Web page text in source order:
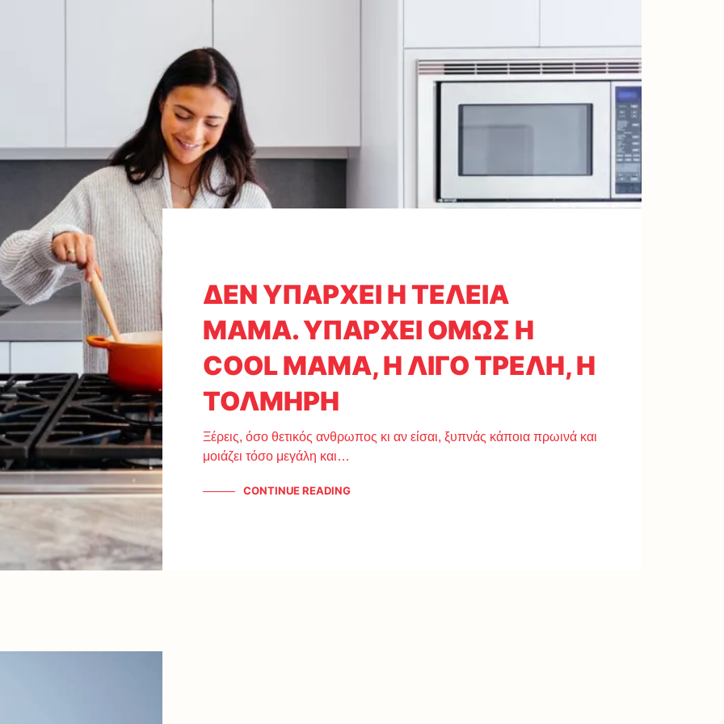
ΔΕΝ ΥΠΑΡΧΕΙ Η ΤΕΛΕΙΑ
ΜΑΜΑ. ΥΠΑΡΧΕΙ ΟΜΩΣ Η
COOL ΜΑΜΑ, Η ΛΙΓΟ ΤΡΕΛΗ, Η
ΤΟΛΜΗΡΗ
Ξέρεις, όσο θετικός ανθρωπος κι αν είσαι, ξυπνάς κάποια πρωινά και
μοιάζει τόσο μεγάλη και…
CONTINUE READING